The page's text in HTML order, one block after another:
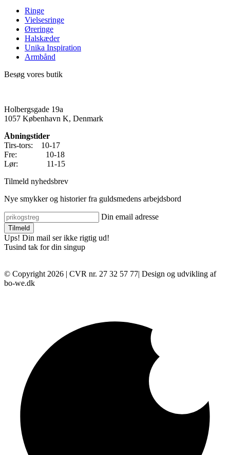
Ringe
Vielsesringe
Øreringe
Halskæder
Unika Inspiration
Armbånd
Besøg vores butik
Holbergsgade 19a
1057 København K, Denmark
Åbningstider
Tirs-tors: 10-17
Fre: 10-18
Lør: 11-15
Tilmeld nyhedsbrev
Nye smykker og historier fra guldsmedens arbejdsbord
Din email adresse
Ups! Din mail ser ikke rigtig ud!
Tusind tak for din singup
© Copyright 2026 | CVR nr. 27 32 57 77| Design og udvikling af
bo-we.dk